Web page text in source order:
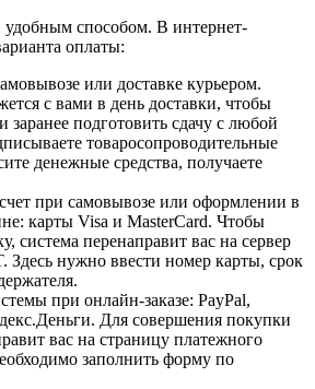
способом. В интернет-
оплаты:
или доставке курьером.
с вами в день доставки, чтобы
заранее подготовить сдачу с любой
товаросопроводительные
денежные средства, получаете
при самовывозе или оформлении в
карты Visa и MasterCard. Чтобы
система перенаправит вас на сервер
Здесь нужно ввести номер карты, срок
при онлайн-заказе: PayPal,
Для совершения покупки
вас на страницу платежного
заполнить форму по